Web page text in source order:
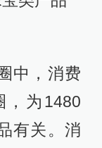
中，消费
为1480
有关。消